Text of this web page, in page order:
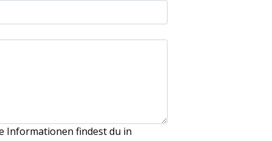
Informationen findest du in